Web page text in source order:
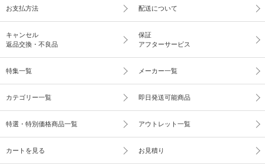
お支払方法 配送について
キャンセル
返品交換・不良品
保証
アフターサービス
特集一覧 メーカー一覧
カテゴリー一覧 即日発送可能商品
特選・特別価格商品一覧 アウトレット一覧
カートを見る お見積り